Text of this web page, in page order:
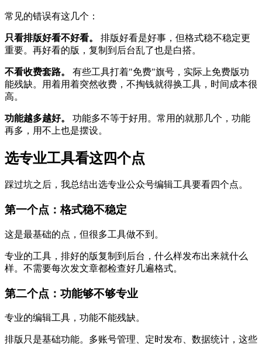
常见的错误有这几个：
只看排版好看不好看。
排版好看是好事，但格式稳不稳定更
重要。再好看的版，复制到后台乱了也是白搭。
不看收费套路。
有些工具打着"免费"旗号，实际上免费版功
能残缺。用着用着突然收费，不掏钱就得换工具，时间成本很
高。
功能越多越好。
功能多不等于好用。常用的就那几个，功能
再多，用不上也是摆设。
选专业工具看这四个点
踩过坑之后，我总结出选专业公众号编辑工具要看四个点。
第一个点：格式稳不稳定
这是最基础的点，但很多工具做不到。
专业的工具，排好的版复制到后台，什么样发布出来就什么
样。不需要每次发文章都检查好几遍格式。
第二个点：功能够不够专业
专业的编辑工具，功能不能残缺。
排版只是基础功能。多账号管理、定时发布、数据统计，这些